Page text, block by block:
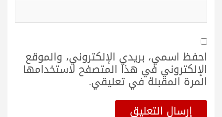
احفظ اسمي، بريدي الإلكتروني، والموقع
الإلكتروني في هذا المتصفح لاستخدامها
المرة المقبلة في تعليقي.